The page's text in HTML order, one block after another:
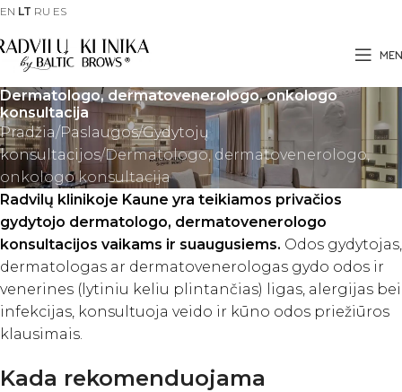
EN LT RU ES
Dermatologo, dermatovenerologo, onkologo
konsultacija
Pradžia Paslaugos Gydytojų
konsultacijos Dermatologo, dermatovenerologo,
onkologo konsultacija
Radvilų klinikoje Kaune yra teikiamos privačios
gydytojo dermatologo, dermatovenerologo
konsultacijos vaikams ir suaugusiems. Odos gydytojas,
dermatologas ar dermatovenerologas gydo odos ir
venerines (lytiniu keliu plintančias) ligas, alergijas bei
infekcijas, konsultuoja veido ir kūno odos priežiūros
klausimais.
Kada rekomenduojama